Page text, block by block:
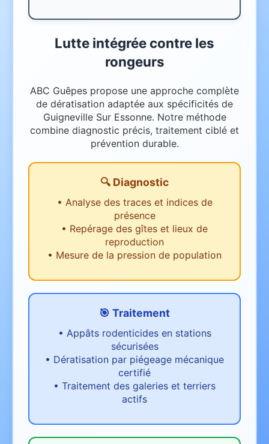
Lutte intégrée contre les
rongeurs
ABC Guêpes propose une approche complète
de dératisation adaptée aux spécificités de
Guigneville Sur Essonne. Notre méthode
combine diagnostic précis, traitement ciblé et
prévention durable.
🔍 Diagnostic
• Analyse des traces et indices de
présence
• Repérage des gîtes et lieux de
reproduction
• Mesure de la pression de population
🎯 Traitement
• Appâts rodenticides en stations
sécurisées
• Dératisation par piégeage mécanique
certifié
• Traitement des galeries et terriers
actifs